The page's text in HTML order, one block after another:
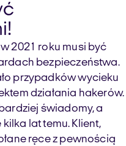
2021 roku musi być
bezpieczeństwa.
przypadków wycieku
działania hakerów.
świadomy, a
lat temu. Klient,
ręce z pewnością